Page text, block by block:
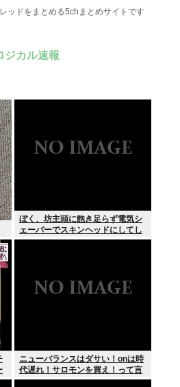
ッドをまとめる5chまとめサイトです
ジカル速報
ぼく、坊主頭に飽き足らず電気シ
ェーバーでスキンヘッドにしてし
まう
ニューバランスはダサい！onは時
代遅れ！サロモンを買え！って言
われたから買ったんやが